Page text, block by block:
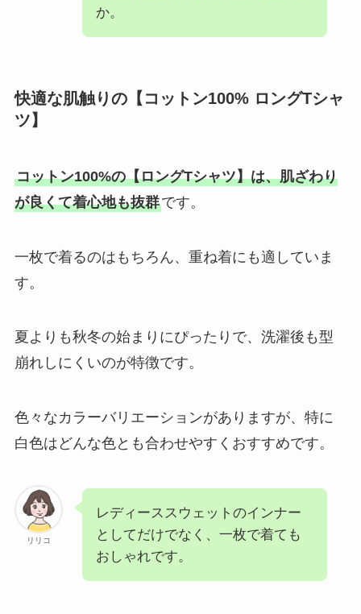
か。
快適な肌触りの【コットン100% ロングTシャ
ツ】
コットン100%の【ロングTシャツ】は、肌ざわり
が良くて着心地も抜群です。
一枚で着るのはもちろん、重ね着にも適していま
す。
夏よりも秋冬の始まりにぴったりで、洗濯後も型
崩れしにくいのが特徴です。
色々なカラーバリエーションがありますが、特に
白色はどんな色とも合わせやすくおすすめです。
リリコ
レディーススウェットのインナー
としてだけでなく、一枚で着ても
おしゃれです。